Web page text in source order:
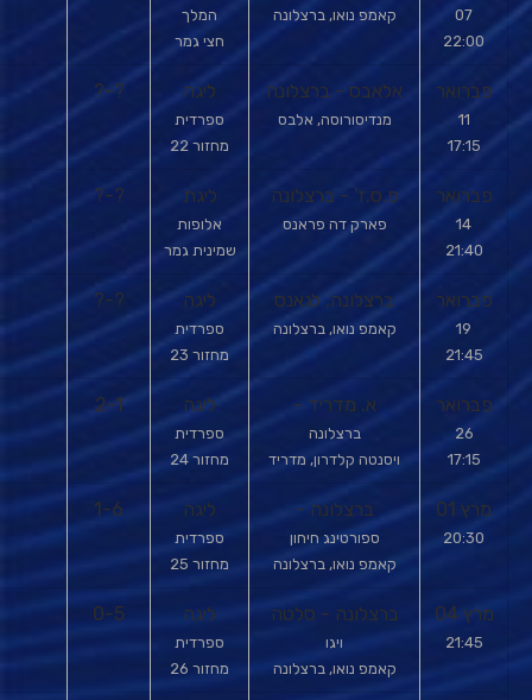
07
22:00
קאמפ נואו, ברצלונה
המלך
חצי גמר
פברואר
11
17:15
אלאבס - ברצלונה
מנדיסורוסה, אלבס
ליגה
ספרדית
מחזור 22
?-?
פברואר
14
21:40
פ.ס.ז' - ברצלונה
פארק דה פראנס
ליגת
אלופות
שמינית גמר
?-?
פברואר
19
21:45
ברצלונה, לגאנס
קאמפ נואו, ברצלונה
ליגה
ספרדית
מחזור 23
?-?
פברואר
26
17:15
א. מדריד -
ברצלונה
ויסנטה קלדרון, מדריד
ליגה
ספרדית
מחזור 24
2-1
מרץ 01
20:30
ברצלונה -
ספורטינג חיחון
קאמפ נואו, ברצלונה
ליגה
ספרדית
מחזור 25
1-6
מרץ 04
21:45
ברצלונה - סלטה
ויגו
קאמפ נואו, ברצלונה
ליגה
ספרדית
מחזור 26
0-5